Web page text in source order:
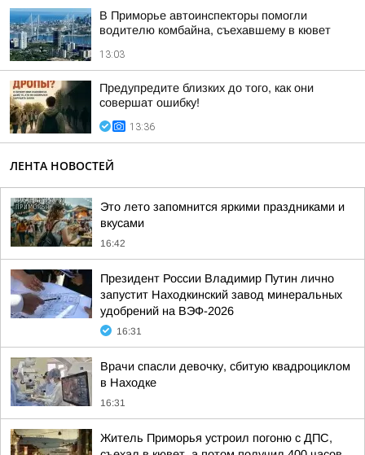
В Приморье автоинспекторы помогли
водителю комбайна, съехавшему в кювет
13:03
Предупредите близких до того, как они
совершат ошибку!
13:36
ЛЕНТА НОВОСТЕЙ
Это лето запомнится яркими праздниками и
вкусами
16:42
Президент России Владимир Путин лично
запустит Находкинский завод минеральных
удобрений на ВЭФ-2026
16:31
Врачи спасли девочку, сбитую квадроциклом
в Находке
16:31
Житель Приморья устроил погоню с ДПС,